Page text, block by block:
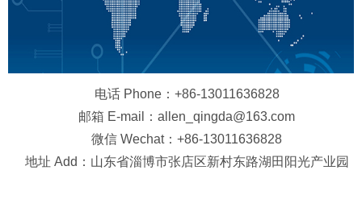
电话 Phone：+86-13011636828
邮箱 E-mail：allen_qingda@163.com
微信 Wechat：+86-13011636828
地址 Add：山东省淄博市张店区新村东路湖田阳光产业园